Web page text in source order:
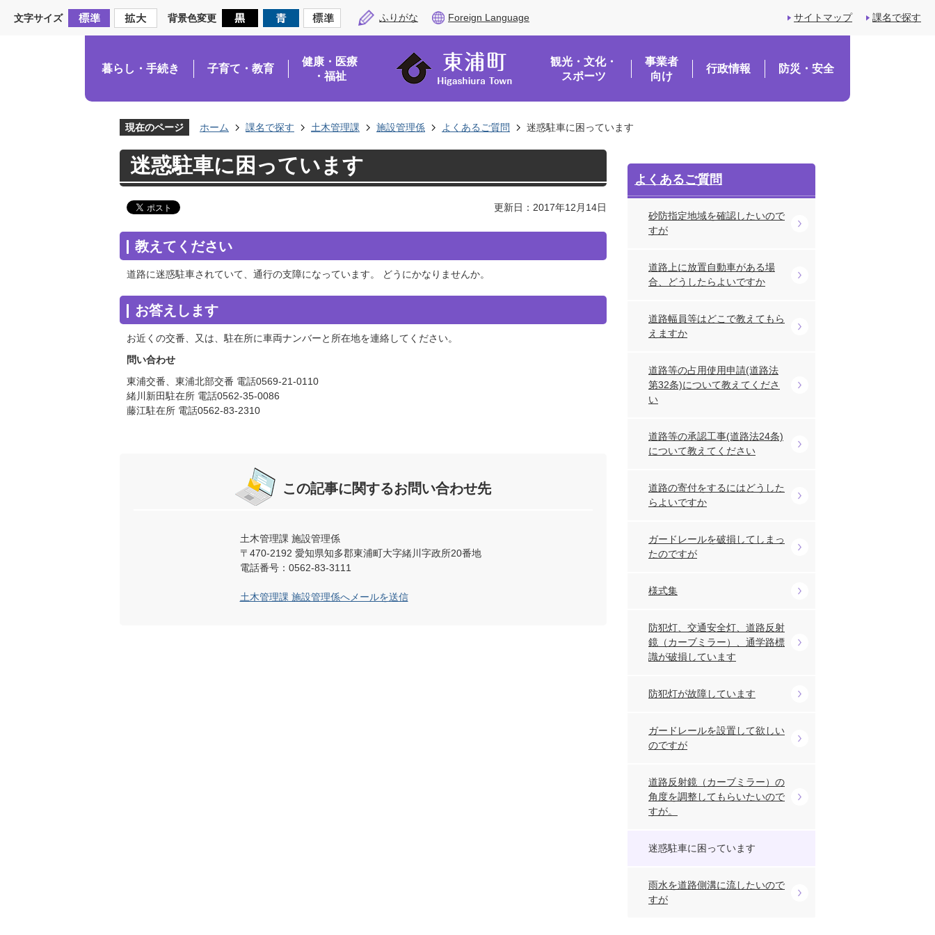
文字サイズ 背景色変更 ふりがな Foreign Language サイトマップ 課名で探す
暮らし・手続き 子育て・教育
健康・医療
・福祉
観光・文化・
スポーツ
事業者
向け
行政情報 防災・安全
現在のページ ホーム 課名で探す 土木管理課 施設管理係 よくあるご質問 迷惑駐車に困っています
迷惑駐車に困っています
更新日：2017年12月14日
教えてください
道路に迷惑駐車されていて、通行の支障になっています。 どうにかなりませんか。
お答えします
お近くの交番、又は、駐在所に車両ナンバーと所在地を連絡してください。
問い合わせ
東浦交番、東浦北部交番 電話0569-21-0110
緒川新田駐在所 電話0562-35-0086
藤江駐在所 電話0562-83-2310
この記事に関するお問い合わせ先
土木管理課 施設管理係
〒470-2192 愛知県知多郡東浦町大字緒川字政所20番地
電話番号：0562-83-3111
土木管理課 施設管理係へメールを送信
よくあるご質問
砂防指定地域を確認したいので
すが
道路上に放置自動車がある場
合、どうしたらよいですか
道路幅員等はどこで教えてもら
えますか
道路等の占用使用申請(道路法
第32条)について教えてくださ
い
道路等の承認工事(道路法24条)
について教えてください
道路の寄付をするにはどうした
らよいですか
ガードレールを破損してしまっ
たのですが
様式集
防犯灯、交通安全灯、道路反射
鏡（カーブミラー）、通学路標
識が破損しています
防犯灯が故障しています
ガードレールを設置して欲しい
のですが
道路反射鏡（カーブミラー）の
角度を調整してもらいたいので
すが。
迷惑駐車に困っています
雨水を道路側溝に流したいので
すが